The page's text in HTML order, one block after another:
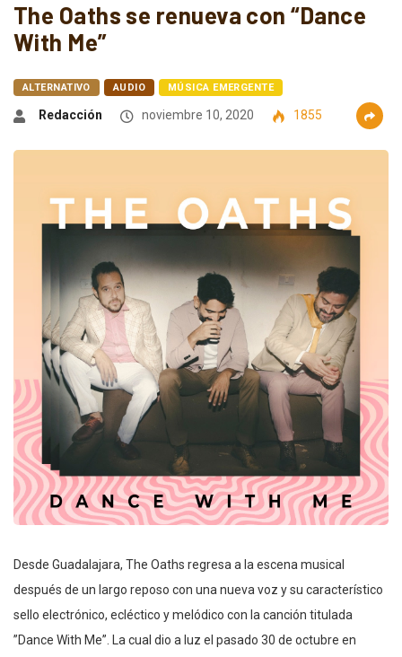
The Oaths se renueva con “Dance
With Me”
ALTERNATIVO AUDIO MÚSICA EMERGENTE
Redacción noviembre 10, 2020 1855
Desde Guadalajara, The Oaths regresa a la escena musical
después de un largo reposo con una nueva voz y su característico
sello electrónico, ecléctico y melódico con la canción titulada
”Dance With Me”. La cual dio a luz el pasado 30 de octubre en